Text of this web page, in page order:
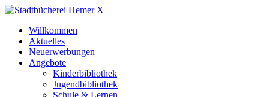
X
Willkommen
Aktuelles
Neuerwerbungen
Angebote
Kinderbibliothek
Jugendbibliothek
Schule & Lernen